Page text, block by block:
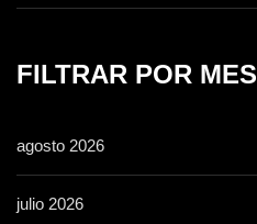
FILTRAR POR MES
agosto 2026
julio 2026